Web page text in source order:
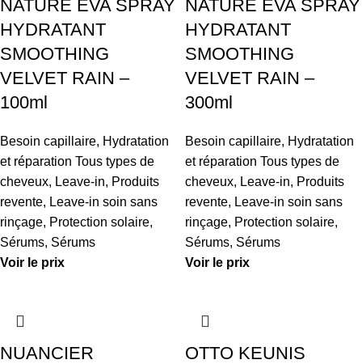
NATURE EVA SPRAY
HYDRATANT
SMOOTHING
VELVET RAIN –
100ml
Besoin capillaire, Hydratation
et réparation Tous types de
cheveux, Leave-in, Produits
revente, Leave-in soin sans
rinçage, Protection solaire,
Sérums, Sérums
Voir le prix
NATURE EVA SPRAY
HYDRATANT
SMOOTHING
VELVET RAIN –
300ml
Besoin capillaire, Hydratation
et réparation Tous types de
cheveux, Leave-in, Produits
revente, Leave-in soin sans
rinçage, Protection solaire,
Sérums, Sérums
Voir le prix
NUANCIER
OTTO KEUNIS